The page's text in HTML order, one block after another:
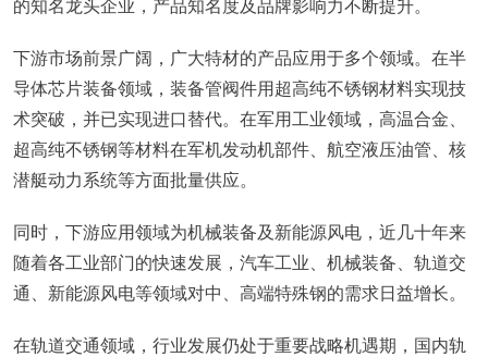
的知名龙头企业，产品知名度及品牌影响力不断提升。
下游市场前景广阔，广大特材的产品应用于多个领域。在半
导体芯片装备领域，装备管阀件用超高纯不锈钢材料实现技
术突破，并已实现进口替代。在军用工业领域，高温合金、
超高纯不锈钢等材料在军机发动机部件、航空液压油管、核
潜艇动力系统等方面批量供应。
同时，下游应用领域为机械装备及新能源风电，近几十年来
随着各工业部门的快速发展，汽车工业、机械装备、轨道交
通、新能源风电等领域对中、高端特殊钢的需求日益增长。
在轨道交通领域，行业发展仍处于重要战略机遇期，国内轨